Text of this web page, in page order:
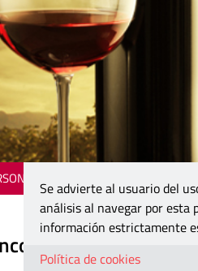
Se advierte al usuario del
análisis al navegar por esta
información estrictamente
Política de cookies